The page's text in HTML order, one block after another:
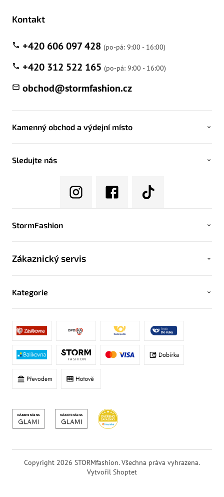
Kontakt
obchod@stormfashion.cz
+420 606 097 428
+420 312 522 165
Kamenný obchod a výdejní místo
Sledujte nás
StormFashion
Zákaznický servis
Kategorie
Vytvořil Shoptet
Copyright 2026 STORMfashion. Všechna práva vyhrazena.